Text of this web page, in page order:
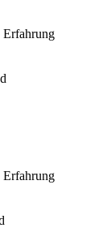
Erfahrung
Erfahrung